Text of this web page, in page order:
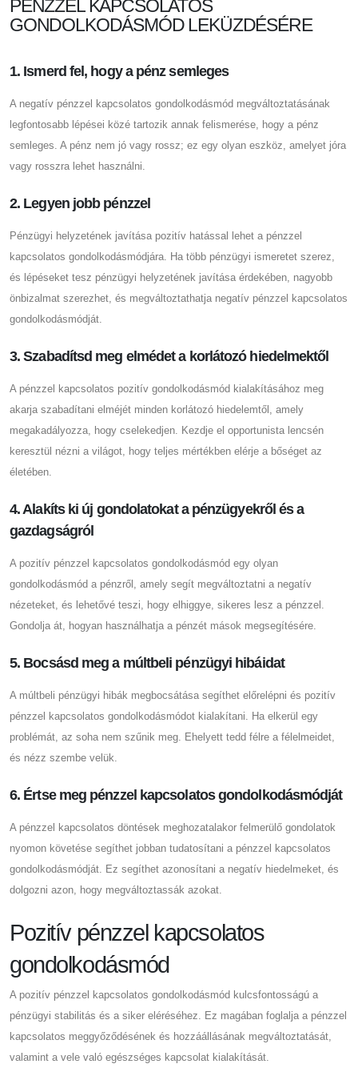
PÉNZZEL KAPCSOLATOS
GONDOLKODÁSMÓD LEKÜZDÉSÉRE
1. Ismerd fel, hogy a pénz semleges
A negatív pénzzel kapcsolatos gondolkodásmód megváltoztatásának
legfontosabb lépései közé tartozik annak felismerése, hogy a pénz
semleges. A pénz nem jó vagy rossz; ez egy olyan eszköz, amelyet jóra
vagy rosszra lehet használni.
2. Legyen jobb pénzzel
Pénzügyi helyzetének javítása pozitív hatással lehet a pénzzel
kapcsolatos gondolkodásmódjára. Ha több pénzügyi ismeretet szerez,
és lépéseket tesz pénzügyi helyzetének javítása érdekében, nagyobb
önbizalmat szerezhet, és megváltoztathatja negatív pénzzel kapcsolatos
gondolkodásmódját.
3. Szabadítsd meg elmédet a korlátozó hiedelmektől
A pénzzel kapcsolatos pozitív gondolkodásmód kialakításához meg
akarja szabadítani elméjét minden korlátozó hiedelemtől, amely
megakadályozza, hogy cselekedjen. Kezdje el opportunista lencsén
keresztül nézni a világot, hogy teljes mértékben elérje a bőséget az
életében.
4. Alakíts ki új gondolatokat a pénzügyekről és a
gazdagságról
A pozitív pénzzel kapcsolatos gondolkodásmód egy olyan
gondolkodásmód a pénzről, amely segít megváltoztatni a negatív
nézeteket, és lehetővé teszi, hogy elhiggye, sikeres lesz a pénzzel.
Gondolja át, hogyan használhatja a pénzét mások megsegítésére.
5. Bocsásd meg a múltbeli pénzügyi hibáidat
A múltbeli pénzügyi hibák megbocsátása segíthet előrelépni és pozitív
pénzzel kapcsolatos gondolkodásmódot kialakítani. Ha elkerül egy
problémát, az soha nem szűnik meg. Ehelyett tedd félre a félelmeidet,
és nézz szembe velük.
6. Értse meg pénzzel kapcsolatos gondolkodásmódját
A pénzzel kapcsolatos döntések meghozatalakor felmerülő gondolatok
nyomon követése segíthet jobban tudatosítani a pénzzel kapcsolatos
gondolkodásmódját. Ez segíthet azonosítani a negatív hiedelmeket, és
dolgozni azon, hogy megváltoztassák azokat.
Pozitív pénzzel kapcsolatos
gondolkodásmód
A pozitív pénzzel kapcsolatos gondolkodásmód kulcsfontosságú a
pénzügyi stabilitás és a siker eléréséhez. Ez magában foglalja a pénzzel
kapcsolatos meggyőződésének és hozzáállásának megváltoztatását,
valamint a vele való egészséges kapcsolat kialakítását.